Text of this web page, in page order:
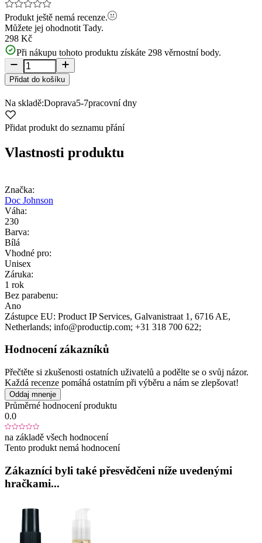
Produkt ještě nemá recenze.
Můžete jej ohodnotit Tady.
298 Kč
Při nákupu tohoto produktu získáte 298 věrnostní body.
Přidat do košíku
Na skladě:Doprava5-7pracovní dny
Přidat produkt do seznamu přání
Vlastnosti produktu
Značka:
Doc Johnson
Váha:
230
Barva:
Bílá
Vhodné pro:
Unisex
Záruka:
1 rok
Bez parabenu:
Ano
Zástupce EU: Product IP Services, Galvanistraat 1 , 6716 AE,
Netherlands; info@productip.com; +31 318 700 622;
Hodnocení zákazníků
Přečtěte si zkušenosti ostatních uživatelů a podělte se o svůj názor.
Každá recenze pomáhá ostatním při výběru a nám se zlepšovat!
Oddaj mnenje
Průměrné hodnocení produktu
0.0
na základě všech hodnocení
Tento produkt nemá hodnocení
Zákazníci byli také přesvědčeni níže uvedenými
hračkami...